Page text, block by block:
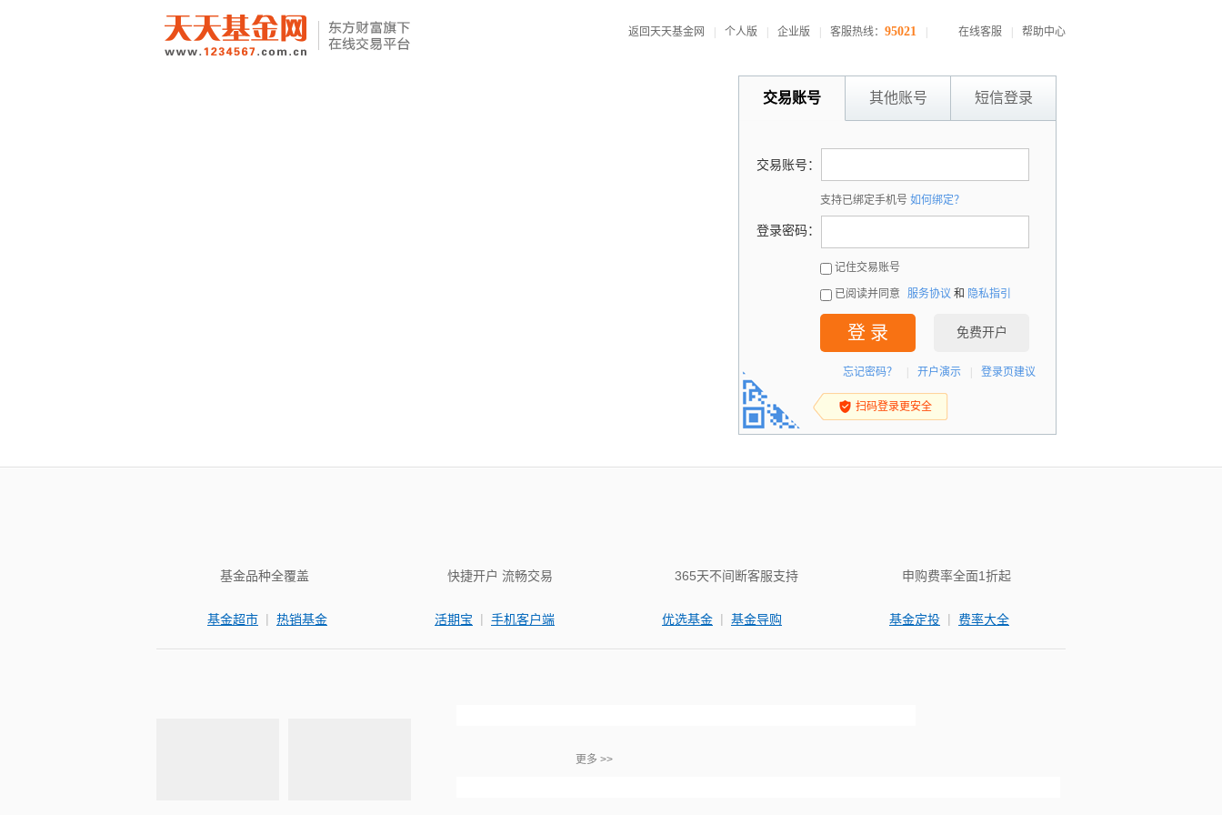
返回天天基金网 个人版 企业版 客服热线： 95021 在线客服 帮助中心
交易账号 其他账号 短信登录
交易账号：
支持已绑定手机号 如何绑定？
登录密码：
记住交易账号
已阅读并同意 服务协议 和 隐私指引
登 录 免费开户
忘记密码？ 开户演示 登录页建议
扫码登录更安全
基金品种全覆盖
基金超市 | 热销基金
快捷开户 流畅交易
活期宝 | 手机客户端
365天不间断客服支持
优选基金 | 基金导购
申购费率全面1折起
基金定投 | 费率大全
更多 >>